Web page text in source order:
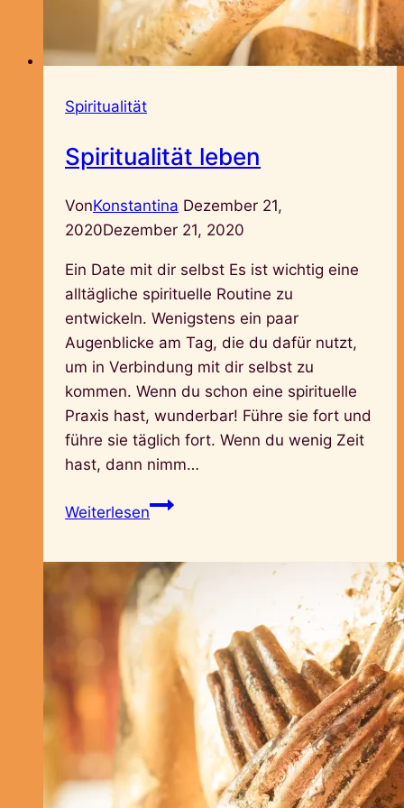
Spiritualität
Spiritualität leben
VonKonstantina Dezember 21,
2020Dezember 21, 2020
Ein Date mit dir selbst Es ist wichtig eine
alltägliche spirituelle Routine zu
entwickeln. Wenigstens ein paar
Augenblicke am Tag, die du dafür nutzt,
um in Verbindung mit dir selbst zu
kommen. Wenn du schon eine spirituelle
Praxis hast, wunderbar! Führe sie fort und
führe sie täglich fort. Wenn du wenig Zeit
hast, dann nimm…
WeiterlesenSpiritualität